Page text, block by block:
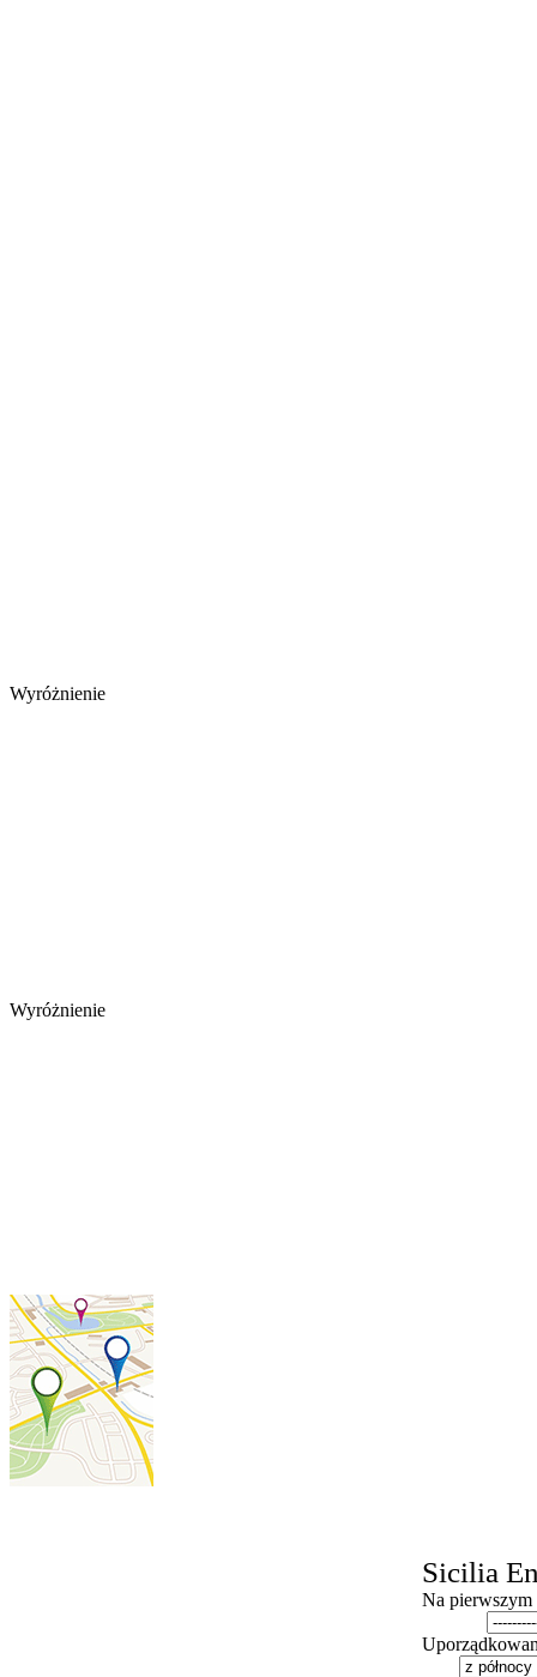
Wyróżnienie
Wyróżnienie
Sicilia
Na pierwszym